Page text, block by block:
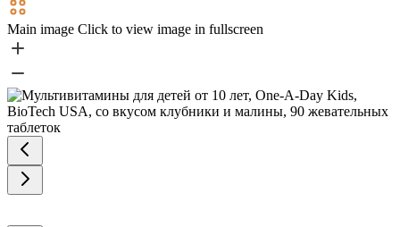
Main image Click to view image in fullscreen